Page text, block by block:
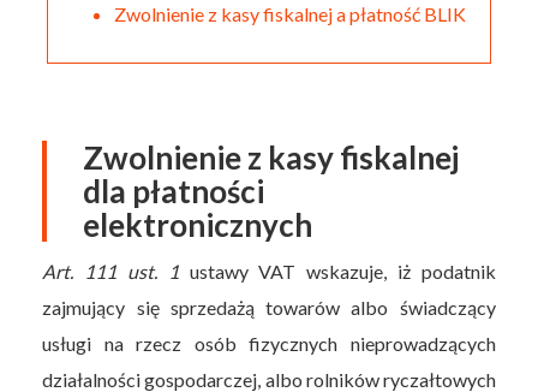
Zwolnienie z kasy fiskalnej a płatność BLIK
Zwolnienie z kasy fiskalnej
dla płatności
elektronicznych
Art. 111 ust. 1ustawy VAT wskazuje, iż podatnik
zajmujący się sprzedażą towarów albo świadczący
usługi na rzecz osób fizycznych nieprowadzących
działalności gospodarczej, albo rolników ryczałtowych